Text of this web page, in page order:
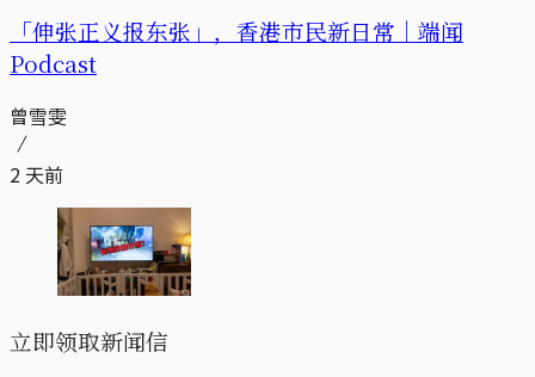
「伸张正义报东张」，香港市民新日常｜端闻
Podcast
曾雪雯
2 天前
立即领取新闻信